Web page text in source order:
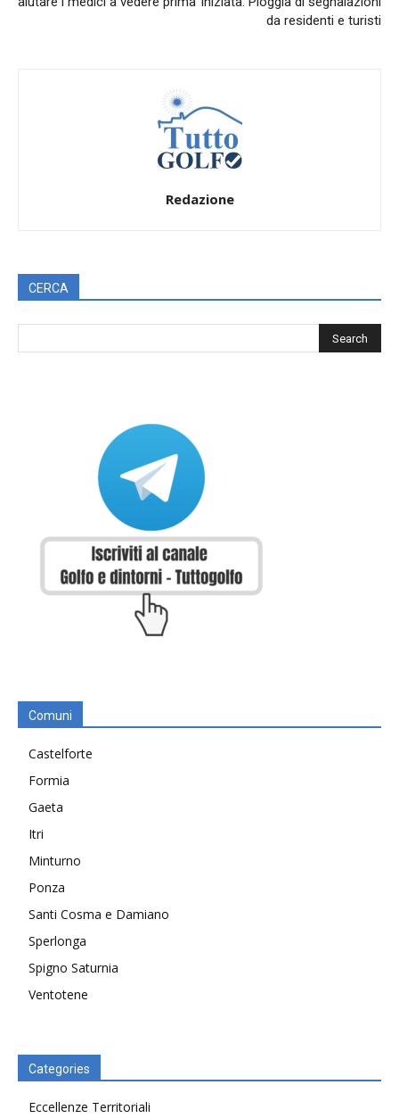
da residenti e turisti
Redazione
CERCA
Comuni
Castelforte
Formia
Gaeta
Itri
Minturno
Ponza
Santi Cosma e Damiano
Sperlonga
Spigno Saturnia
Ventotene
Categories
Eccellenze Territoriali